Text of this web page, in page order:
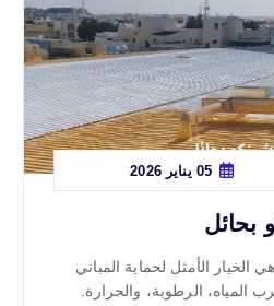
05 يناير 2026
بحائل
الأمثل لحماية المباني
المياه، الرطوبة، والحرارة.